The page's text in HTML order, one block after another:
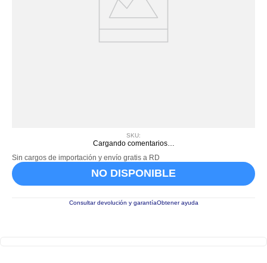
SKU:
Cargando comentarios…
Sin cargos de importación y envío gratis a RD
NO DISPONIBLE
Consultar devolución y garantíaObtener ayuda